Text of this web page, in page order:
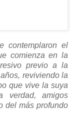
contemplaron el
comienza en la
previo a la
reviviendo la
que vive la suya
verdad, amigos
del más profundo